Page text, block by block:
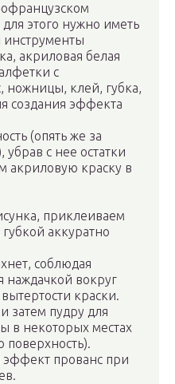
этого нужно иметь
акриловая белая
с
ножницы, клей, губка,
создания эффекта
(опять же за
с нее остатки
акриловую краску в
приклеиваем
аккуратно
соблюдая
наждачкой вокруг
краски.
затем пудру для
в некоторых местах
прованс при